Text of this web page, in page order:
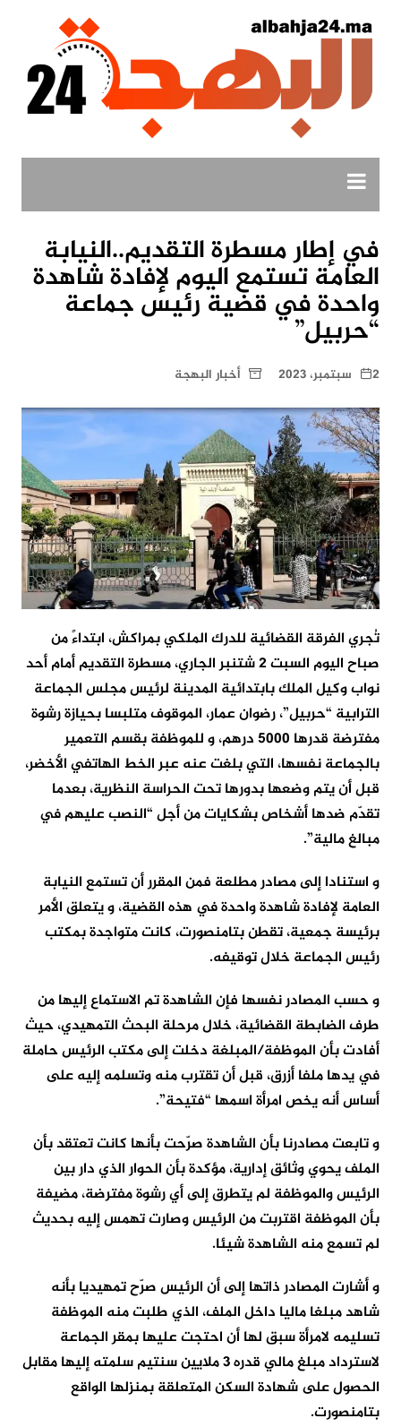
في إطار مسطرة التقديم..النيابة
العامة تستمع اليوم لإفادة شاهدة
واحدة في قضية رئيس جماعة
“حربيل”
2 سبتمبر، 2023 أخبار البهجة
تُجري الفرقة القضائية للدرك الملكي بمراكش، ابتداءً من
صباح اليوم السبت 2 شتنبر الجاري، مسطرة التقديم أمام أحد
نواب وكيل الملك بابتدائية المدينة لرئيس مجلس الجماعة
الترابية “حربيل”، رضوان عمار، الموقوف متلبسا بحيازة رشوة
مفترضة قدرها 5000 درهم، و للموظفة بقسم التعمير
بالجماعة نفسها، التي بلغت عنه عبر الخط الهاتفي الأخضر،
قبل أن يتم وضعها بدورها تحت الحراسة النظرية، بعدما
تقدّم ضدها أشخاص بشكايات من أجل “النصب عليهم في
مبالغ مالية”.
و استنادا إلى مصادر مطلعة فمن المقرر أن تستمع النيابة
العامة لإفادة شاهدة واحدة في هذه القضية، و يتعلق الأمر
برئيسة جمعية، تقطن بتامنصورت، كانت متواجدة بمكتب
رئيس الجماعة خلال توقيفه.
و حسب المصادر نفسها فإن الشاهدة تم الاستماع إليها من
طرف الضابطة القضائية، خلال مرحلة البحث التمهيدي، حيث
أفادت بأن الموظفة/المبلغة دخلت إلى مكتب الرئيس حاملة
في يدها ملفا أزرق، قبل أن تقترب منه وتسلمه إليه على
أساس أنه يخص امرأة اسمها “فتيحة”.
و تابعت مصادرنا بأن الشاهدة صرّحت بأنها كانت تعتقد بأن
الملف يحوي وثائق إدارية، مؤكدة بأن الحوار الذي دار بين
الرئيس والموظفة لم يتطرق إلى أي رشوة مفترضة، مضيفة
بأن الموظفة اقتربت من الرئيس وصارت تهمس إليه بحديث
لم تسمع منه الشاهدة شيئا.
و أشارت المصادر ذاتها إلى أن الرئيس صرّح تمهيديا بأنه
شاهد مبلغا ماليا داخل الملف، الذي طلبت منه الموظفة
تسليمه لامرأة سبق لها أن احتجت عليها بمقر الجماعة
لاسترداد مبلغ مالي قدره 3 ملايين سنتيم سلمته إليها مقابل
الحصول على شهادة السكن المتعلقة بمنزلها الواقع
بتامنصورت.